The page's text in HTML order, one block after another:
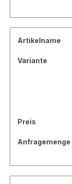
Artikelname
Variante
Preis
Anfragemenge